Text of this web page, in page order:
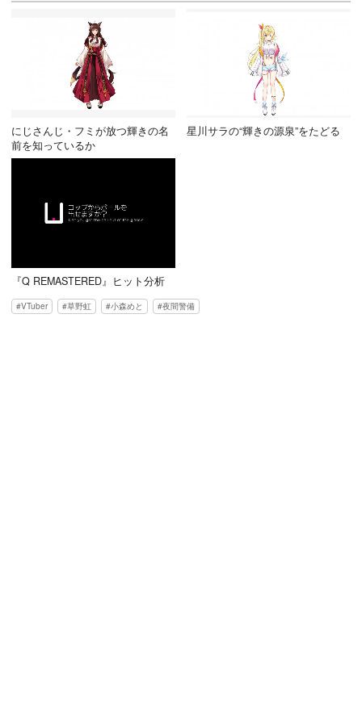
にじさんじ・フミが放つ輝きの名
前を知っているか
星川サラの“輝きの源泉”をたどる
『Q REMASTERED』ヒット分析
VTuber 草野虹 小森めと 夜間警備